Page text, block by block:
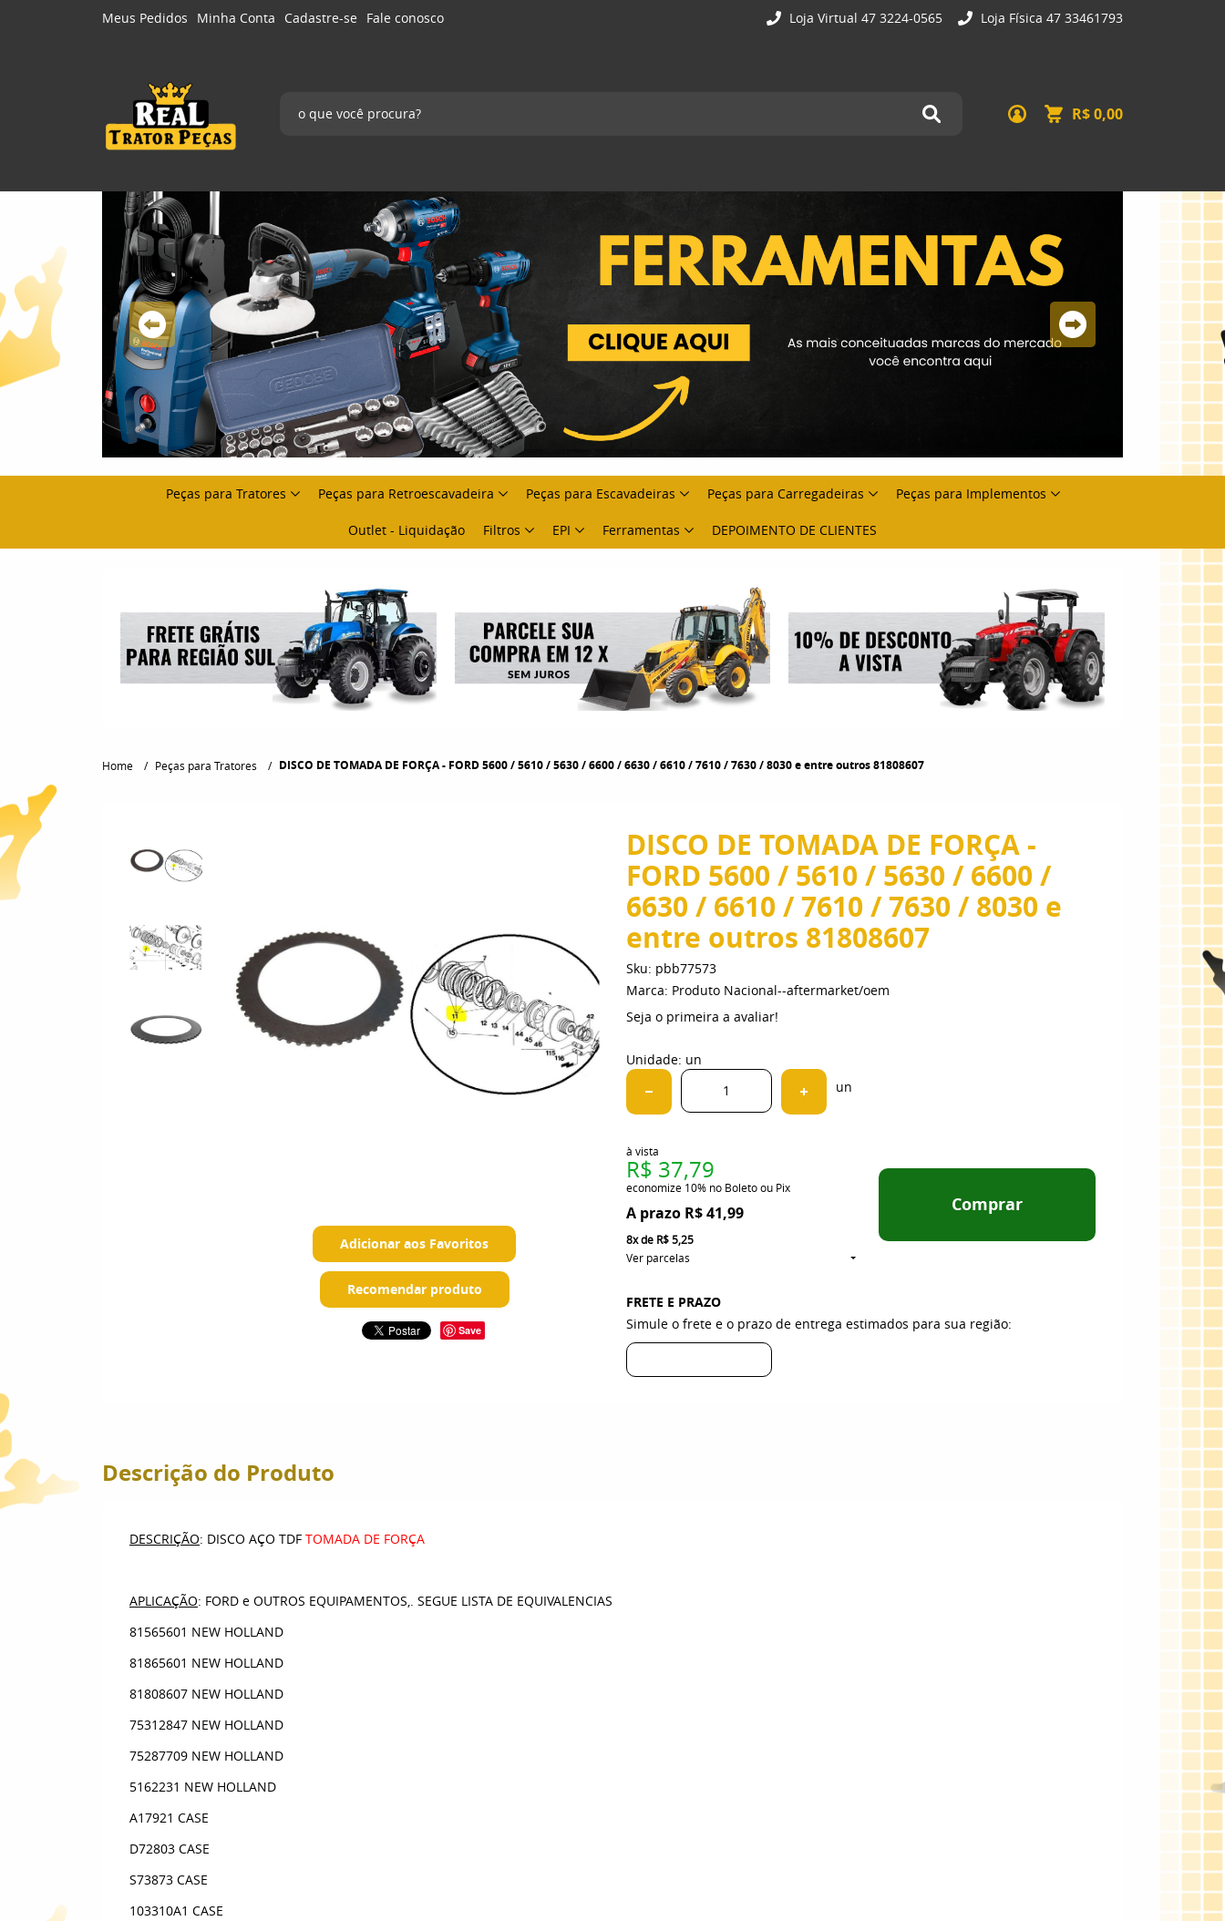
Meus Pedidos Minha Conta Cadastre-se Fale conosco Loja Virtual 47 3224-0565 Loja Física 47 33461793
R$ 0,00
Peças para Tratores Peças para Retroescavadeira Peças para Escavadeiras Peças para Carregadeiras Peças para Implementos
Outlet - Liquidação Filtros EPI Ferramentas DEPOIMENTO DE CLIENTES
Home Peças para Tratores DISCO DE TOMADA DE FORÇA - FORD 5600 / 5610 / 5630 / 6600 / 6630 / 6610 / 7610 / 7630 / 8030 e entre outros 81808607
Adicionar aos Favoritos
Recomendar produto
Save
DISCO DE TOMADA DE FORÇA -
FORD 5600 / 5610 / 5630 / 6600 /
6630 / 6610 / 7610 / 7630 / 8030 e
entre outros 81808607
Sku: pbb77573
Marca: Produto Nacional--aftermarket/oem
Seja o primeira a avaliar!
Unidade: un
un
R$ 41,99
à vista
R$ 37,79
economize 10% no Boleto ou Pix
8xde R$ 5,25
Ver parcelas
Comprar
FRETE E PRAZO
Simule o frete e o prazo de entrega estimados para sua região:
Descrição do Produto
DESCRIÇÃO: DISCO AÇO TDF TOMADA DE FORÇA
APLICAÇÃO: FORD e OUTROS EQUIPAMENTOS,. SEGUE LISTA DE EQUIVALENCIAS
81565601 NEW HOLLAND
81865601 NEW HOLLAND
81808607 NEW HOLLAND
75312847 NEW HOLLAND
75287709 NEW HOLLAND
5162231 NEW HOLLAND
A17921 CASE
D72803 CASE
S73873 CASE
103310A1 CASE